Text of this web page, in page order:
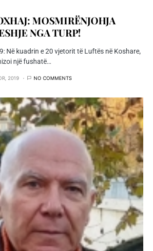
MOSMIRËNJOHJA
NGA TURP!
Në kuadrin e 20 vjetorit të Luftës në Koshare,
një fushatë…
2019 NO COMMENTS